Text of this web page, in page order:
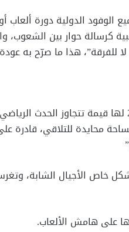
الدولية دورة ألعاب
كرسالة حوار بين
للفرقة”، هذا ما صرّح به عودة
بحسب نديرعودة، فإن دورة ألعاب ميلانو-كورتينا 2026
محايدة للتلاقي، قادرة
خاص الأجيال الشابة،
على هامش الألعاب.